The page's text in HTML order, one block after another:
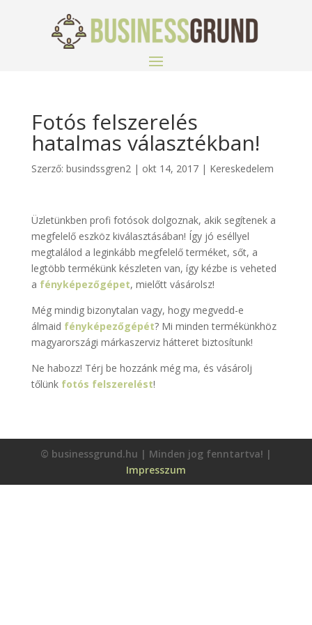
Fotós felszerelés
hatalmas választékban!
Szerző: busindssgren2| okt 14, 2017| Kereskedelem
Üzletünkben profi fotósok dolgoznak, akik segítenek a
megfelelő eszköz kiválasztásában! Így jó eséllyel
megtalálod a leginkább megfelelő terméket, sőt, a
legtöbb termékünk készleten van, így kézbe is veheted
a fényképezőgépet, mielőtt vásárolsz!
Még mindig bizonytalan vagy, hogy megvedd-e
álmaid fényképezőgépét? Mi minden termékünkhöz
magyarországi márkaszerviz hátteret biztosítunk!
Ne habozz! Térj be hozzánk még ma, és vásárolj
tőlünk fotós felszerelést!
© businessgrund.hu | Minden jog fenntartva! |
Impresszum